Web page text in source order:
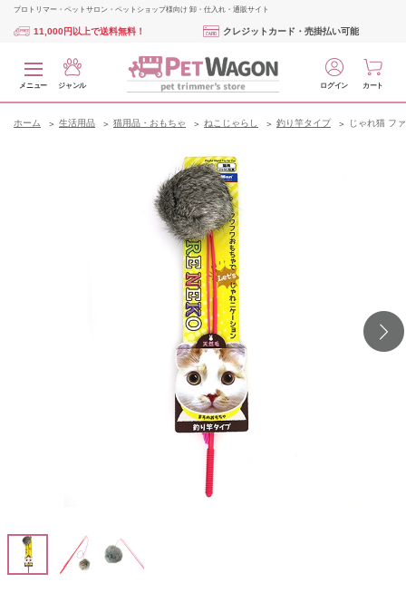
プロトリマー・ペットサロン・ペットショップ様向け 卸・仕入れ・通販サイト
11,000円以上で送料無料！ クレジットカード・売掛払い可能
メニュー ジャンル ログイン カート
ホーム 生活用品 猫用品・おもちゃ ねこじゃらし 釣り竿タイプ じゃれ猫 フ